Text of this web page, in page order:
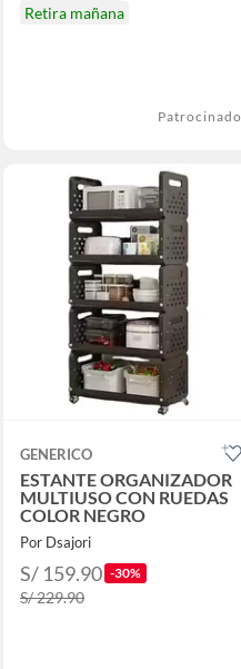
Retira mañana
Patrocinado
GENERICO
ESTANTE ORGANIZADOR
MULTIUSO CON RUEDAS
COLOR NEGRO
Por Dsajori
S/ 159.90 -30%
S/ 229.90